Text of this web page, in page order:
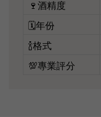
🍷酒精度
🗓️年份
🍾格式
💯專業評分